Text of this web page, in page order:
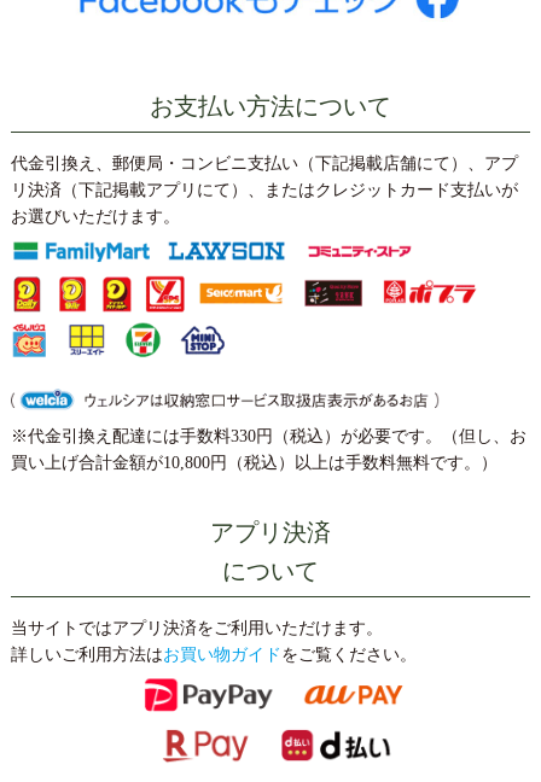
お支払い方法について
代金引換え、郵便局・コンビニ支払い（下記掲載店舗にて）、アプ
リ決済（下記掲載アプリにて）、またはクレジットカード支払いが
お選びいただけます。
※代金引換え配達には手数料330円（税込）が必要です。（但し、お
買い上げ合計金額が10,800円（税込）以上は手数料無料です。）
アプリ決済
について
当サイトではアプリ決済をご利用いただけます。
詳しいご利用方法はお買い物ガイド をご覧ください。